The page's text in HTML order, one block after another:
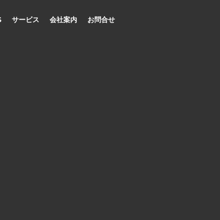
サービス 会社案内 お問合せ